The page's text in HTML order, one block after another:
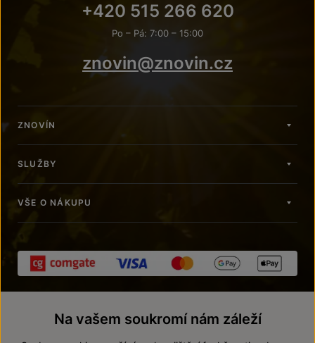
+420 515 266 620
Po – Pá: 7:00 – 15:00
znovin@znovin.cz
ZNOVÍN
SLUŽBY
VŠE O NÁKUPU
Na vašem soukromí nám záleží